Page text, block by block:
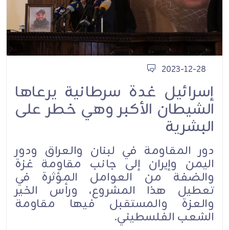
2023-12-28
إسرائيل غدة سرطانية يرعاها
الشيطان الأكبر وهي خطر على
البشرية
دور المقاومة في لبنان والعراق ودور
اليمن وإيران إلى جانب مقاومة غزة
والضفة من العوامل المؤثرة في
تعطيل هذا المشروع، ورأس الخير
والعزة والمستقبل فيها مقاومة
الشعب الفلسطيني.